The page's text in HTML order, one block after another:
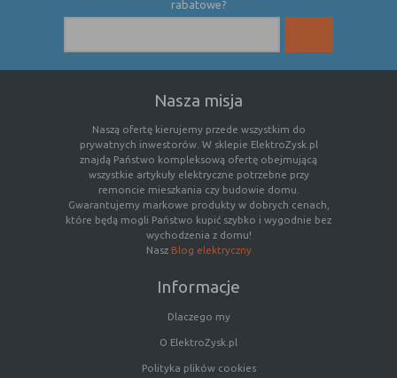
cookie)
cookie mogą być wywołane przez administratora
za pomocą skryptów, komponentów, które znajdują się na
serwerach partnera, umiejscowionych w innej lokalizacji –
innym kraju lub nawet zupełnie innym systemie prawnym.
W przypadku wywołania przez administratora witryny
komponentów serwisu pochodzących spoza systemu
zasady polityki cookies niż polityka prywatności / cookies
D. Ze względu na cel jakiemu służą:
rabatowe?
Nasza misja
Naszą ofertę kierujemy przede wszystkim do
prywatnych inwestorów. W sklepie ElektroZysk.pl
znajdą Państwo kompleksową ofertę obejmującą
wszystkie artykuły elektryczne potrzebne przy
remoncie mieszkania czy budowie domu.
Gwarantujemy markowe produkty w dobrych cenach,
które będą mogli Państwo kupić szybko i wygodnie bez
wychodzenia z domu!
Nasz Blog elektryczny
Informacje
Dlaczego my
O ElektroZysk.pl
Polityka plików cookies